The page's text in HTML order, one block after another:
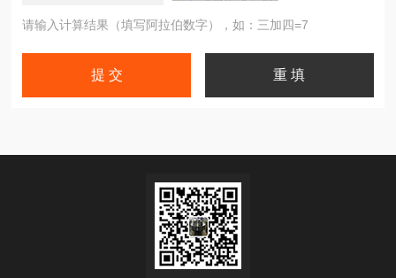
请输入计算结果（填写阿拉伯数字），如：三加四=7